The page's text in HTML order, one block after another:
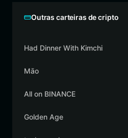
Outras carteiras de cripto
Had Dinner With Kimchi
Māo
All on BINANCE
Golden Age